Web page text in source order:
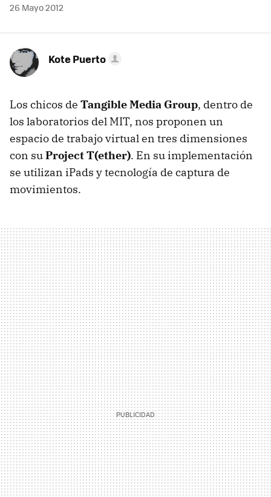
26 Mayo 2012
Kote Puerto
Los chicos de Tangible Media Group, dentro de
los laboratorios del MIT, nos proponen un
espacio de trabajo virtual en tres dimensiones
con suProject T(ether). En su implementación
se utilizan iPads y tecnología de captura de
movimientos.